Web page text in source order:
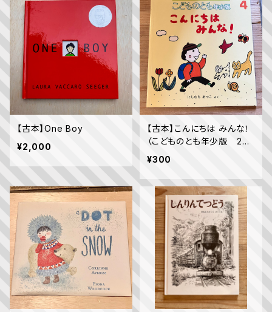
【古本】One Boy
¥2,000
【古本】こんにちは みんな！
（こどものとも年少版 200
8年4月号）（第373号）
¥300